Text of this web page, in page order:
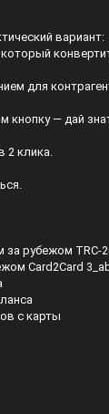
вариант:
для
кнопку — дай
2 клика.
за рубежом TRC-
Card2Card
с карты